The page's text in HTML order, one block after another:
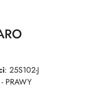
: 25S102-J
PRAWY